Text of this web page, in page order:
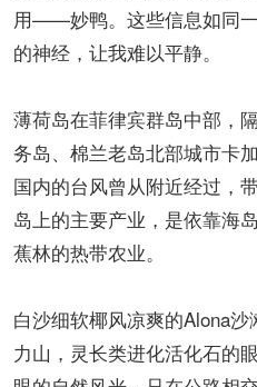
用——妙鸭。这些信息如同
的神经，让我难以平静。
薄荷岛在菲律宾群岛中部，
务岛、棉兰老岛北部城市卡
国内的台风曾从附近经过，
岛上的主要产业，是依靠海
蕉林的热带农业。
白沙细软椰风凉爽的Alona
力山，灵长类进化活化石的